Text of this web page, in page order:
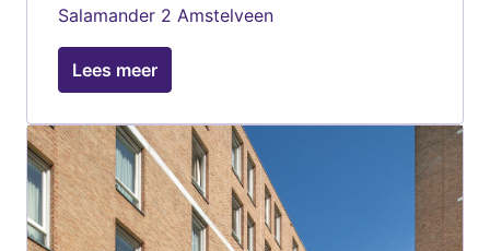
Salamander 2 Amstelveen
Lees meer